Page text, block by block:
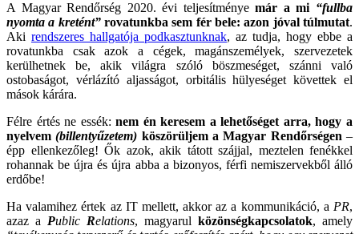
A Magyar Rendőrség 2020. évi teljesítményemár a mi “fullba
nyomta a kretént”rovatunkba sem fér bele: azon jóval túlmutat.
Aki rendszeres hallgatója podkasztunknak, az tudja, hogy ebbe a
rovatunkba csak azok a cégek, magánszemélyek, szervezetek
kerülhetnek be, akik világra szóló böszmeséget, szánni való
ostobaságot, vérlázító aljasságot, orbitális hülyeséget követtek el
mások kárára.
Félre értés ne essék:nem én keresem a lehetőséget arra, hogy a
nyelvem(billentyűzetem) köszörüljem a Magyar Rendőrségen –
épp ellenkezőleg! Ők azok, akik tátott szájjal, meztelen fenékkel
rohannak be újra és újra abba a bizonyos, férfi nemiszervekből álló
erdőbe!
Ha valamihez értek az IT mellett, akkor az a kommunikáció, a PR,
azaz a Public Relations, magyarul közönségkapcsolatok, amely